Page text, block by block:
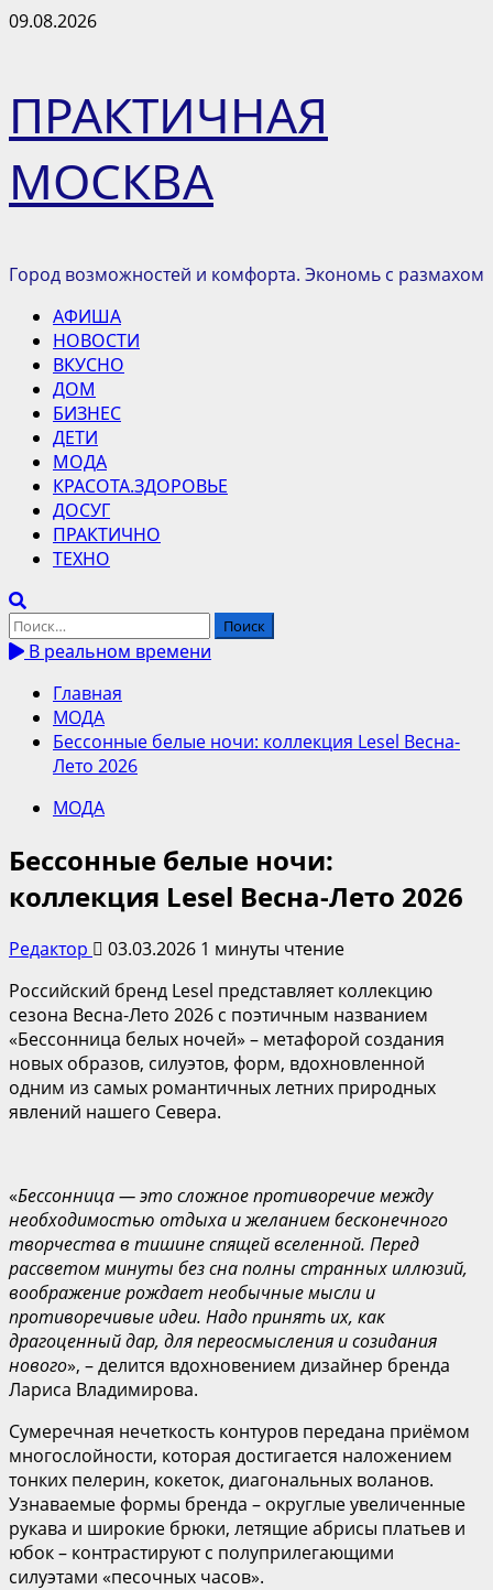
Перейти
09.08.2026
ПРАКТИЧНАЯ
МОСКВА
Город возможностей и комфорта. Экономь с размахом
Основное
меню
АФИША
НОВОСТИ
ВКУСНО
ДОМ
БИЗНЕС
ДЕТИ
МОДА
КРАСОТА.ЗДОРОВЬЕ
ДОСУГ
ПРАКТИЧНО
ТЕХНО
Найти:
В реальном времени
Главная
МОДА
Бессонные белые ночи: коллекция Lesel Весна-
Лето 2026
МОДА
Бессонные белые ночи:
коллекция Lesel Весна-Лето 2026
Редактор 03.03.2026 1 минуты чтение
Российский бренд Lesel представляет коллекцию
сезона Весна-Лето 2026 с поэтичным названием
«Бессонница белых ночей» – метафорой создания
новых образов, силуэтов, форм, вдохновленной
одним из самых романтичных летних природных
явлений нашего Севера.
«Бессонница — это сложное противоречие между
необходимостью отдыха и желанием бесконечного
творчества в тишине спящей вселенной. Перед
рассветом минуты без сна полны странных иллюзий,
воображение рождает необычные мысли и
противоречивые идеи. Надо принять их, как
драгоценный дар, для переосмысления и созидания
нового», – делится вдохновением дизайнер бренда
Лариса Владимирова.
Сумеречная нечеткость контуров передана приёмом
многослойности, которая достигается наложением
тонких пелерин, кокеток, диагональных воланов.
Узнаваемые формы бренда – округлые увеличенные
рукава и широкие брюки, летящие абрисы платьев и
юбок – контрастируют с полуприлегающими
силуэтами «песочных часов».